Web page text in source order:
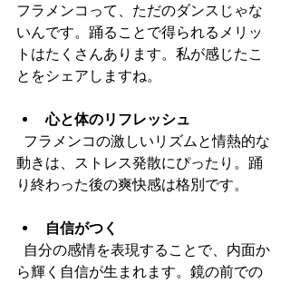
フラメンコって、ただのダンスじゃな
いんです。踊ることで得られるメリッ
トはたくさんあります。私が感じたこ
とをシェアしますね。
心と体のリフレッシュ
動きは、ストレス発散にぴったり。踊
り終わった後の爽快感は格別です。
自信がつく
ら輝く自信が生まれます。鏡の前での